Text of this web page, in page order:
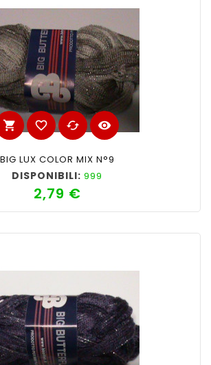
shopping_cart favorite_border cached visibility
BIG LUX COLOR MIX N°9
DISPONIBILI: 999
2,79 €Prezzo